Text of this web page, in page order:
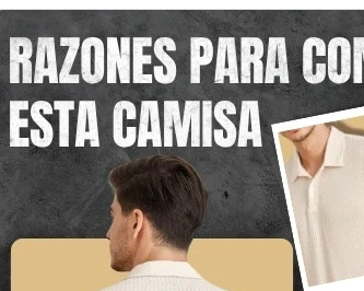
Haz clic en el botón verde y
prefieras.
Completa el formulario con tus datos
Nuestro equipo de call center te
para confirmar los detalles de tu pedido.
¡En 2 a 3 días laborables recibirás tu
de tu casa!